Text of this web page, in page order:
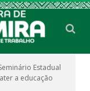
Estadual
a educação